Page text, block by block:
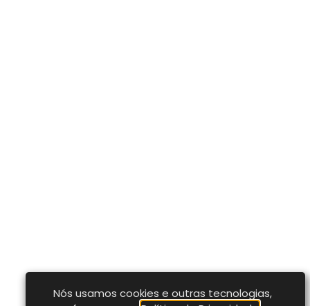
Nós usamos cookies e outras tecnologias,